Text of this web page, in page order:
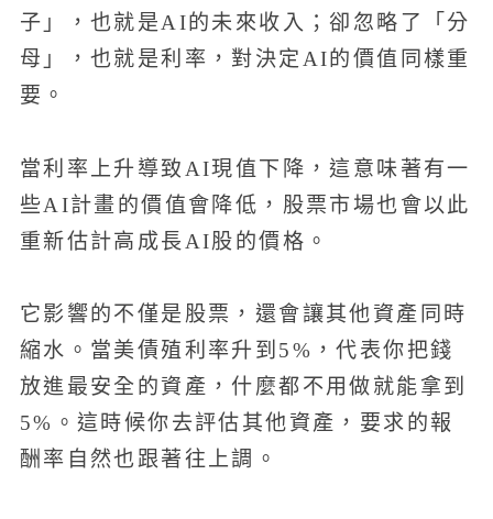
子」，也就是AI的未來收入；卻忽略了「分
母」，也就是利率，對決定AI的價值同樣重
要。
當利率上升導致AI現值下降，這意味著有一
些AI計畫的價值會降低，股票市場也會以此
重新估計高成長AI股的價格。
它影響的不僅是股票，還會讓其他資產同時
縮水。當美債殖利率升到5%，代表你把錢
放進最安全的資產，什麼都不用做就能拿到
5%。這時候你去評估其他資產，要求的報
酬率自然也跟著往上調。